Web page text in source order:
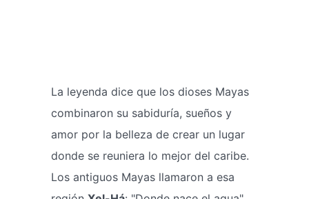
La leyenda dice que los dioses Mayas
combinaron su sabiduría, sueños y
amor por la belleza de crear un lugar
donde se reuniera lo mejor del caribe.
Los antiguos Mayas llamaron a esa